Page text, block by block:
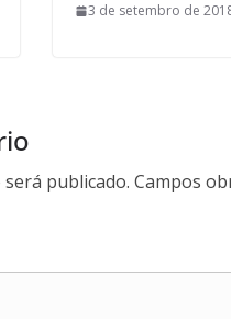
3 de setembro de
publicado. Campos